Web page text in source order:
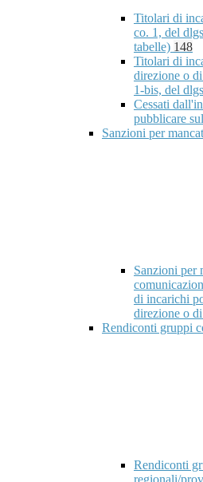
Titolari di
co. 1, del
tabelle) 148
Titolari di
direzione o
1-bis, del
Cessati
pubblicare
Sanzioni per
Sanzioni per
di incarichi
direzione o
Rendiconti gruppi
Rendiconti